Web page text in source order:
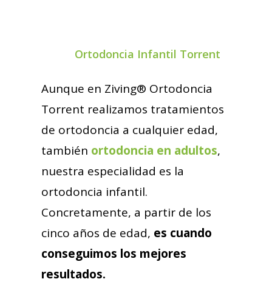
Ortodoncia Infantil Torrent
Aunque en Ziving® Ortodoncia
Torrent realizamos tratamientos
de ortodoncia a cualquier edad,
también ortodoncia en adultos,
nuestra especialidad es la
ortodoncia infantil.
Concretamente, a partir de los
cinco años de edad, es cuando
conseguimos los mejores
resultados.